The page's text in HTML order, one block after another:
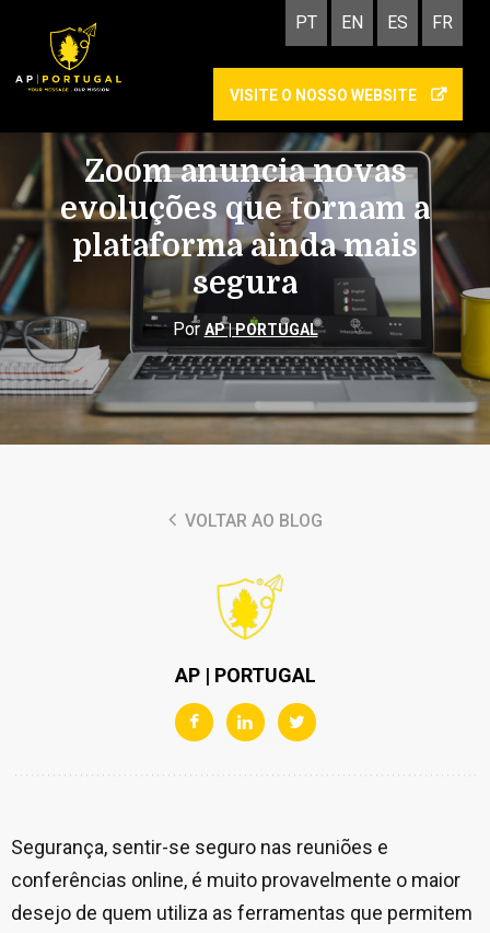
PT EN ES FR
VISITE O NOSSO WEBSITE
Zoom anuncia novas
evoluções que tornam a
plataforma ainda mais
segura
Por AP | PORTUGAL
VOLTAR AO BLOG
AP | PORTUGAL
Segurança, sentir-se seguro nas reuniões e
conferências online, é muito provavelmente o maior
desejo de quem utiliza as ferramentas que permitem